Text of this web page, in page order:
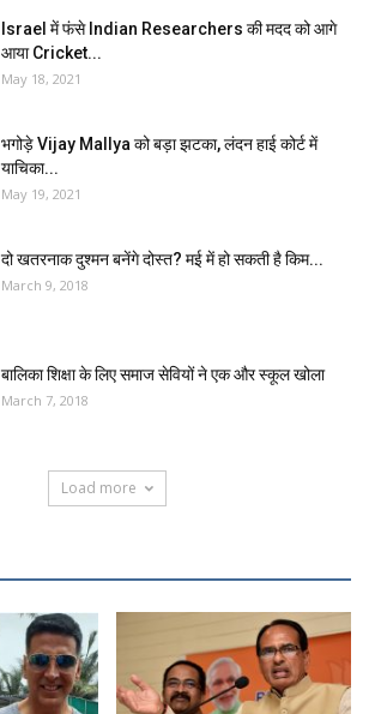
Israel में फंसे Indian Researchers की मदद को आगे
आया Cricket...
May 18, 2021
भगोड़े Vijay Mallya को बड़ा झटका, लंदन हाई कोर्ट में
याचिका...
May 19, 2021
दो खतरनाक दुश्मन बनेंगे दोस्त? मई में हो सकती है किम...
March 9, 2018
बालिका शिक्षा के लिए समाज सेवियों ने एक और स्कूल खोला
March 7, 2018
Load more